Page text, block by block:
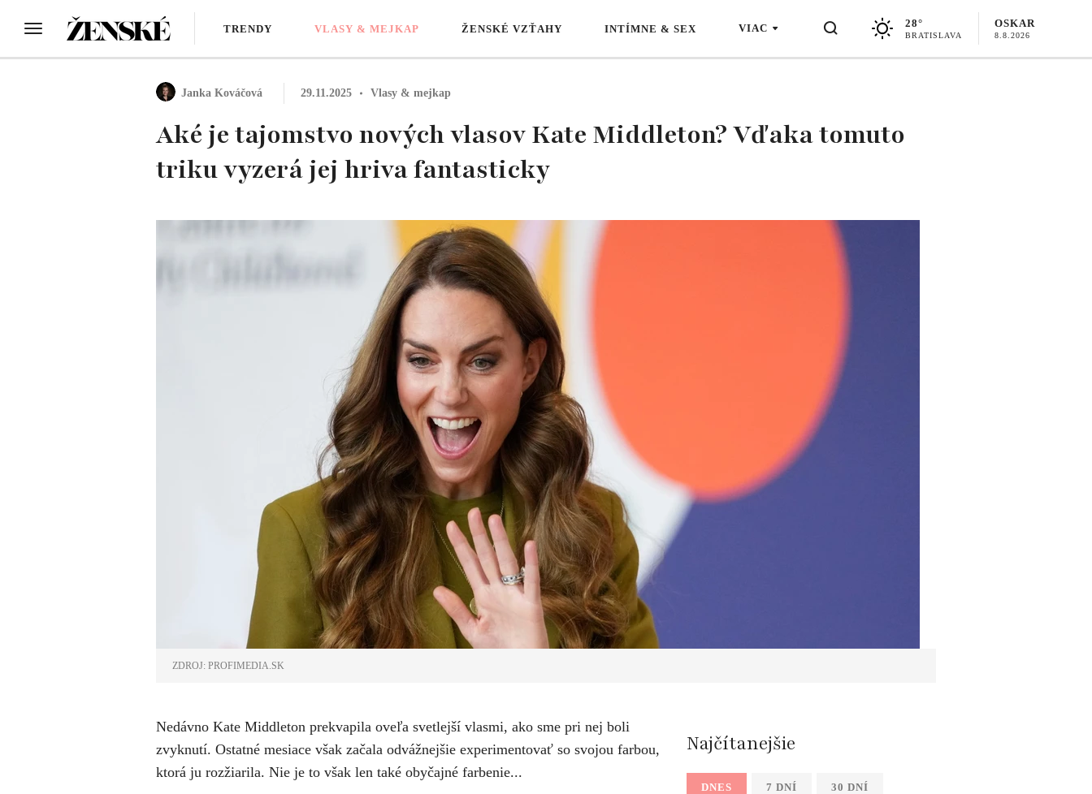
TRENDY VLASY & MEJKAP ŽENSKÉ VZŤAHY INTÍMNE & SEX VIAC 28°
BRATISLAVA
OSKAR
8.8.2026
Janka Kováčová 29.11.2025 Vlasy & mejkap
Aké je tajomstvo nových vlasov Kate Middleton? Vďaka tomuto
triku vyzerá jej hriva fantasticky
ZDROJ: PROFIMEDIA.SK
Nedávno Kate Middleton prekvapila oveľa svetlejší vlasmi, ako sme pri nej boli
zvyknutí. Ostatné mesiace však začala odvážnejšie experimentovať so svojou farbou,
ktorá ju rozžiarila. Nie je to však len také obyčajné farbenie...
Najčítanejšie
DNES 7 DNÍ 30 DNÍ